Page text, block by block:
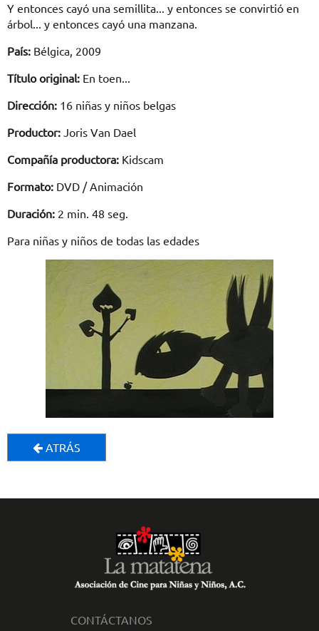
Y entonces cayó una semillita... y entonces se convirtió en
árbol... y entonces cayó una manzana.
País: Bélgica, 2009
Título original: En toen...
Dirección: 16 niñas y niños belgas
Productor: Joris Van Dael
Compañía productora: Kidscam
Formato: DVD / Animación
Duración: 2 min. 48 seg.
Para niñas y niños de todas las edades
ATRÁS
CONTÁCTANOS